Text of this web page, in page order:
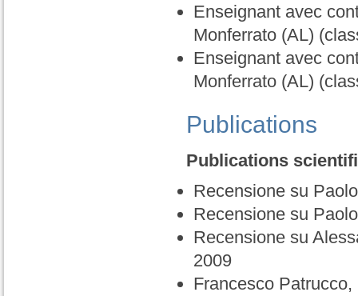
Enseignant avec
Monferrato (AL)
Enseignant avec
Monferrato (AL)
Publications
Publications
Recensione su
Recensione su
Recensione su
2009
Francesco